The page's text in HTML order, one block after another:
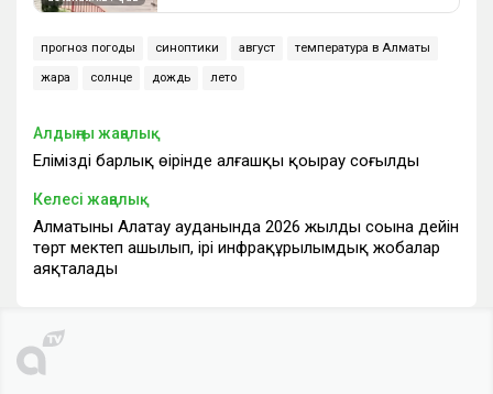
прогноз погоды синоптики август температура в Алматы
жара солнце дождь лето
Алдыңғы жаңалық
Еліміздің барлық өңірінде алғашқы қоңырау соғылды
Келесі жаңалық
Алматының Алатау ауданында 2026 жылдың соңына дейін
төрт мектеп ашылып, ірі инфрақұрылымдық жобалар
аяқталады